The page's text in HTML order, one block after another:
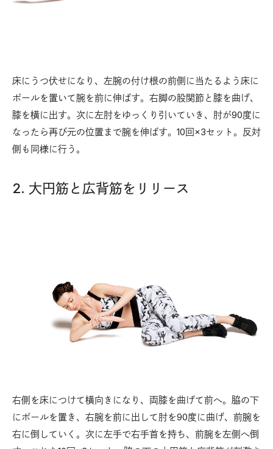
床にうつ伏せになり、左腕の付け根の前側に当たるよう床に
ボールを置いて腕を前に伸ばす。右脚の股関節と膝を曲げ、
膝を横に出す。次に左肘をゆっくり引いていき、肘が90度に
なったら再び元の位置まで腕を伸ばす。10回×3セット。反対
側も同様に行う。
2. 大円筋と広背筋をリリース
右側を床につけて横向きになり、両膝を曲げて前へ。脇の下
にボールを置き、右腕を前に出して肘を90度に曲げ、前腕を
右に倒していく。次に左手で右手首を持ち、前腕を左側へ倒